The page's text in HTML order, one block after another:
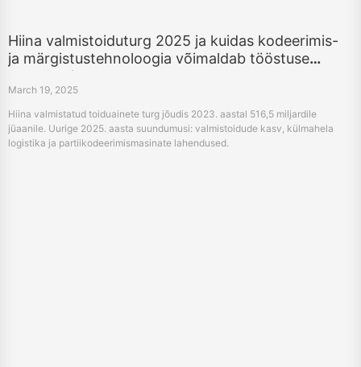
Hiina valmistoiduturg 2025 ja kuidas kodeerimis-
ja märgistustehnoloogia võimaldab tööstuse
uuendamist
March 19, 2025
Hiina valmistatud toiduainete turg jõudis 2023. aastal 516,5 miljardile
jüaanile. Uurige 2025. aasta suundumusi: valmistoidude kasv, külmahela
logistika ja partiikodeerimismasinate lahendused.